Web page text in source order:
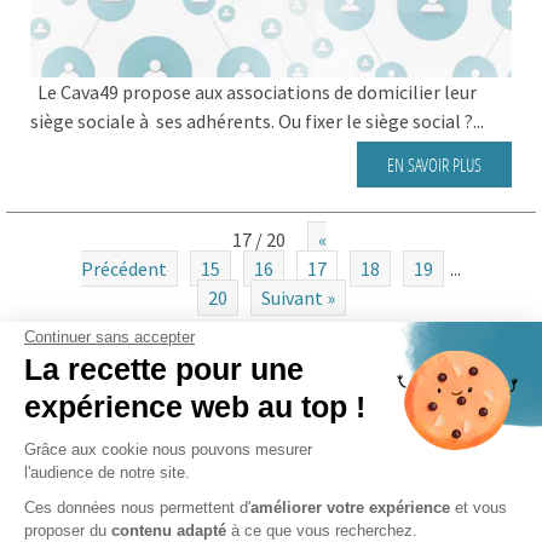
Continuer sans accepter
La recette pour une
expérience web au top !
Grâce aux cookie nous pouvons mesurer
l'audience de notre site.
Ces données nous permettent d'améliorer votre expérience et vous
proposer du contenu adapté à ce que vous recherchez.
Le Cava49 propose aux associations de domicilier leur
siège sociale à ses adhérents. Ou fixer le siège social ?...
EN SAVOIR PLUS
17 / 20
«
Précédent
15 16 17 18 19
...
20
Suivant »
CATÉGORIES
Actualités
Clients
FAQ des associations